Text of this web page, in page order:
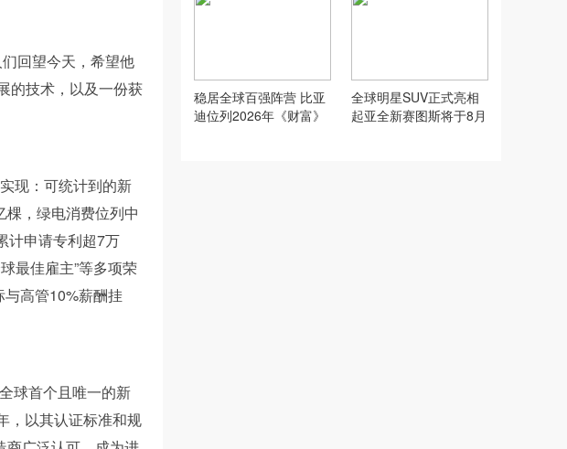
回望今天，希望他
的技术，以及一份获
现：可统计到的新
，绿电消费位列中
计申请专利超7万
最佳雇主”等多项荣
高管10%薪酬挂
球首个且唯一的新
，以其认证标准和规
稳居全球百强阵营 比亚
迪位列2026年《财富》
全球明星SUV正式亮相
起亚全新赛图斯将于8月